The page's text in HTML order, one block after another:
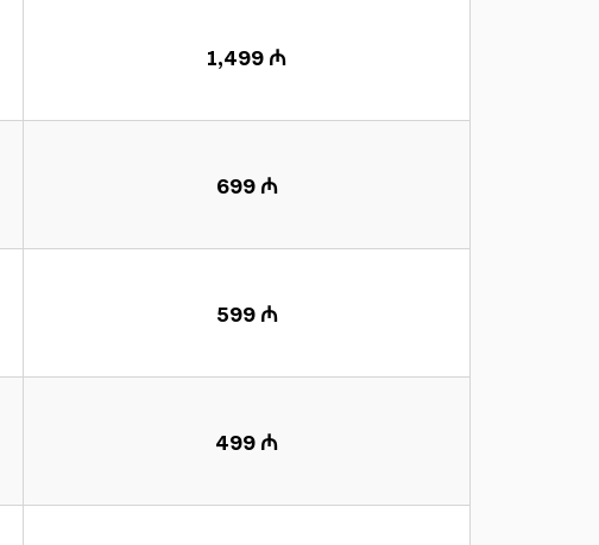
1,499 ₼
699 ₼
599 ₼
499 ₼